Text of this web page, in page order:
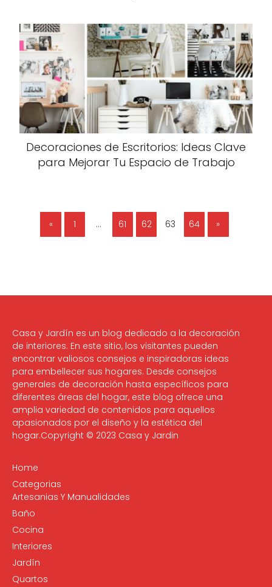
Decoraciones de Escritorios: Ideas Clave
para Mejorar Tu Espacio de Trabajo
« 1 … 61 62 63 64 »
Casa y Jardín es un blog dedicado a la decoración
de interiores. En este sitio, los visitantes pueden
encontrar valiosos consejos e inspiradoras ideas
para embellecer sus hogares. Desde consejos
generales de decoración hasta específicos para
diferentes áreas del hogar, este blog ofrece una
amplia variedad de contenidos para aquellos
apasionados por el diseño y la estética del
hogar.Copyright © 2023 Casa y Jardin
Home
Categorias
Artesanias Y Manualidades
Baño
Cocina
Interiores
Jardín
Quartos